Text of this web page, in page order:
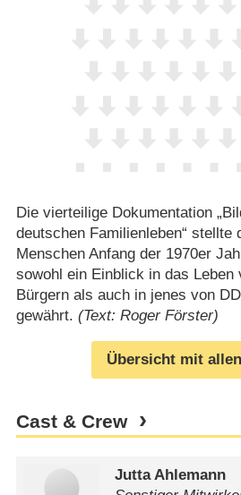
Die vierteilige Dokumentation
deutschen Familienleben“ stellte
Menschen Anfang der 1970er
sowohl ein Einblick in das Leben
Bürgern als auch in jenes von
gewährt. (Text: Roger Förster)
Übersicht mit
Cast & Crew
Jutta Ahlemann